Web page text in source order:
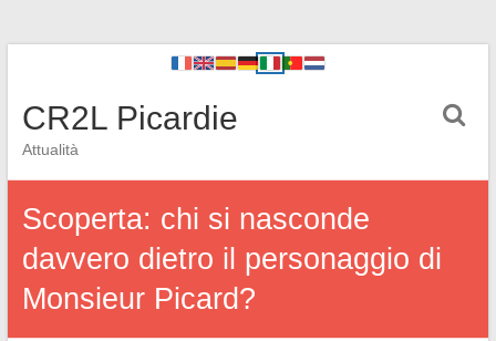
CR2L Picardie
Attualità
Scoperta: chi si nasconde
davvero dietro il personaggio di
Monsieur Picard?